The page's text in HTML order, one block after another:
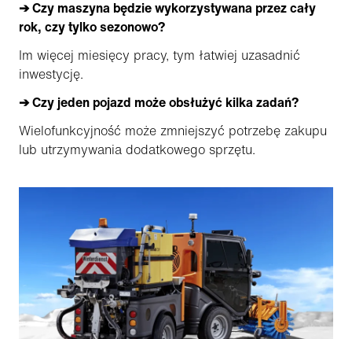
➔ Czy maszyna będzie wykorzystywana przez cały
rok, czy tylko sezonowo?
Im więcej miesięcy pracy, tym łatwiej uzasadnić
inwestycję.
➔ Czy jeden pojazd może obsłużyć kilka zadań?
Wielofunkcyjność może zmniejszyć potrzebę zakupu
lub utrzymywania dodatkowego sprzętu.